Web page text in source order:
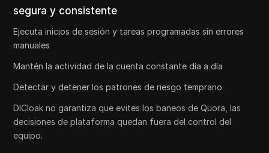
segura y consistente
Ejecuta inicios de sesión y tareas programadas sin errores
manuales
Mantén la actividad de la cuenta constante día a día
Detectar y detener los patrones de riesgo temprano
DICloak no garantiza que evites los baneos de Quora, las
decisiones de plataforma quedan fuera del control del
equipo.